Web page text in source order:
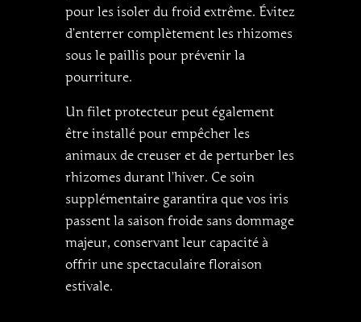
pour les isoler du froid extrême. Évitez
d’enterrer complètement les rhizomes
sous le paillis pour prévenir la
pourriture.
Un filet protecteur peut également
être installé pour empêcher les
animaux de creuser et de perturber les
rhizomes durant l’hiver. Ce soin
supplémentaire garantira que vos iris
passent la saison froide sans dommage
majeur, conservant leur capacité à
offrir une spectaculaire floraison
estivale.